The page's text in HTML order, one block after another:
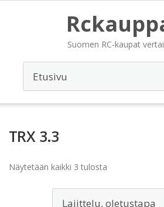
Suomen RC-kaupat
TRX 3.3
Näytetään kaikki 3 tulosta